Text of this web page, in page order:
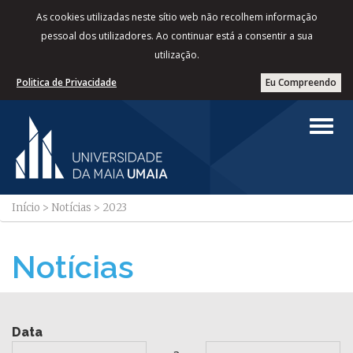
As cookies utilizadas neste sítio web não recolhem informação
pessoal dos utilizadores. Ao continuar está a consentir a sua
utilização.
Eu Compreendo
Politica de Privacidade
Início > Notícias > 2023
Notícias
Data